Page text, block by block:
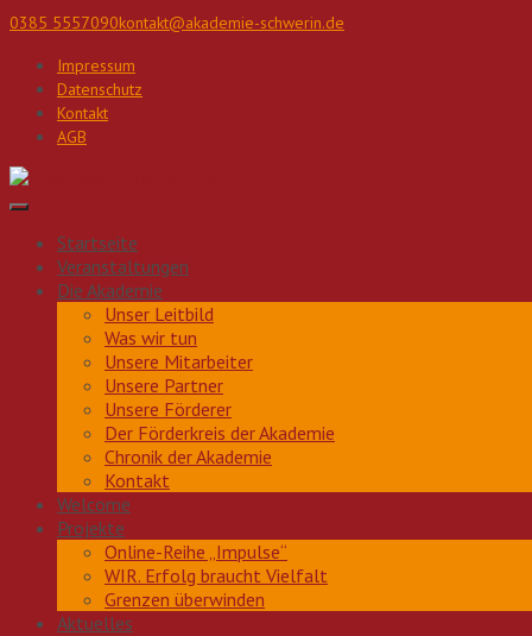
Direkt
Inhalt
0385 5557090kontakt@akademie-schwerin.de
Impressum
Datenschutz
Kontakt
AGB
Startseite
Veranstaltungen
Die Akademie
Unser Leitbild
Was wir tun
Unsere Mitarbeiter
Unsere Partner
Unsere Förderer
Der Förderkreis der Akademie
Chronik der Akademie
Kontakt
Welcome
Projekte
Online-Reihe „Impulse“
WIR. Erfolg braucht Vielfalt
Grenzen überwinden
Aktuelles